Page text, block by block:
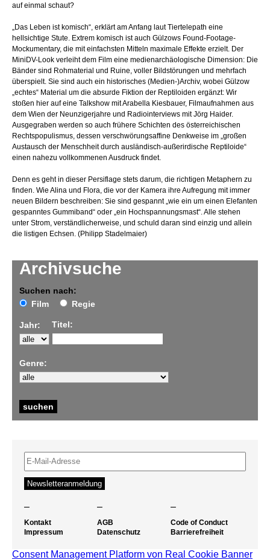
Archivsuche
Suchen nach:
Film
Regie
Jahr: Titel:
Genre:
auf einmal schaut?
„Das Leben ist komisch“, erklärt am Anfang laut Tiertelepath eine
hellsichtige Stute. Extrem komisch ist auch Gülzows Found-Footage-
Mockumentary, die mit einfachsten Mitteln maximale Effekte erzielt. Der
MiniDV-Look verleiht dem Film eine medienarchäologische Dimension: Die
Bänder sind Rohmaterial und Ruine, voller Bildstörungen und mehrfach
überspielt. Sie sind auch ein historisches (Medien-)Archiv, wobei Gülzow
„echtes“ Material um die absurde Fiktion der Reptiloiden ergänzt: Wir
stoßen hier auf eine Talkshow mit Arabella Kiesbauer, Filmaufnahmen aus
dem Wien der Neunzigerjahre und Radiointerviews mit Jörg Haider.
Ausgegraben werden so auch frühere Schichten des österreichischen
Rechtspopulismus, dessen verschwörungsaffine Denkweise im „großen
Austausch der Menschheit durch ausländisch-außerirdische Reptiloide“
einen nahezu vollkommenen Ausdruck findet.
Denn es geht in dieser Persiflage stets darum, die richtigen Metaphern zu
finden. Wie Alina und Flora, die vor der Kamera ihre Aufregung mit immer
neuen Bildern beschreiben: Sie sind gespannt „wie ein um einen Elefanten
gespanntes Gummiband“ oder „ein Hochspannungsmast“. Alle stehen
unter Strom, verständlicherweise, und schuld daran sind einzig und allein
die listigen Echsen. (Philipp Stadelmaier)
– – –
Kontakt
Impressum
AGB
Datenschutz
Code of Conduct
Barrierefreiheit
Consent Management Platform von Real Cookie Banner